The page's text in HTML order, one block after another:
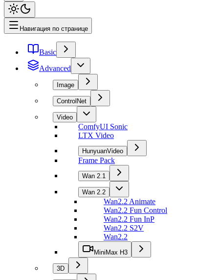
Навигация по странице
Basic
Advanced
Image
ControlNet
Video
ComfyUI Sonic
LTX Video
HunyuanVideo
Frame Pack
Wan 2.1
Wan 2.2
Wan2.2 Animate
Wan2.2 Fun Control
Wan2.2 Fun InP
Wan2.2 S2V
Wan2.2
MiniMax H3
3D